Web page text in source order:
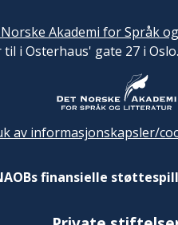
Akademi for Språk
til i Osterhaus' gate 27 i Oslo.
av informasjonskapsler/
finansielle